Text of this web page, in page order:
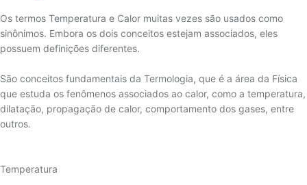
07 - CORRELACIÓN DE FUERZA ELECTROMOTRIZ
(EMF)
08 - AS LEIS TERMOELÉTRICAS
09 - LEY DEL CIRCUITO HOMOGÉNEO
11 - LEY DE TEMPERATURAS INTERMEDIAS
13 - OSCILAÇÃO DE MEDIDAS
4 - COMUNICAÇÃO
Os termos Temperatura e Calor muitas vezes são usados como
sinônimos. Embora os dois conceitos estejam associados, eles
possuem definições diferentes.
São conceitos fundamentais da Termologia, que é a área da Física
que estuda os fenômenos associados ao calor, como a temperatura,
dilatação, propagação de calor, comportamento dos gases, entre
outros.
Temperatura